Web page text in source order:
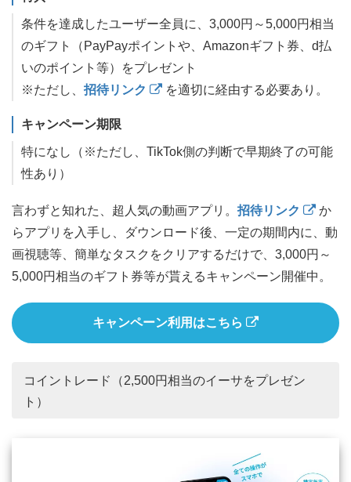
条件を達成したユーザー全員に、3,000円～5,000円相当
のギフト（PayPayポイントや、Amazonギフト券、d払
いのポイント等）をプレゼント
※ただし、 招待リンク を適切に経由する必要あり。
キャンペーン期限
特になし（※ただし、TikTok側の判断で早期終了の可能
性あり）
言わずと知れた、超人気の動画アプリ。 招待リンク
か
らアプリを入手し、ダウンロード後、一定の期間内に、動
画視聴等、簡単なタスクをクリアするだけで、3,000円～
5,000円相当のギフト券等が貰えるキャンペーン開催中。
キャンペーン利用はこちら
コイントレード（2,500円相当のイーサをプレゼン
ト）